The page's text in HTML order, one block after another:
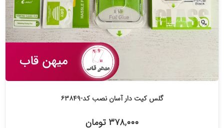
گلس کیت دار آسان نصب کد-۶۳۸۴۹
۳۷۸,۰۰۰ تومان